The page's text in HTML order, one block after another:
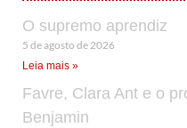
O supremo aprendiz
5 de agosto de 2026
Leia mais »
Favre, Clara Ant e o
Benjamin